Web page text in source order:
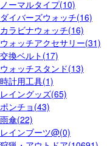
ノーマルタイプ(10)
ダイバーズウォッチ(16)
カラビナウォッチ(16)
ウォッチアクセサリー(31)
交換ベルト(17)
ウォッチスタンド(13)
時計用工具(1)
レイングッズ(65)
ポンチョ(43)
雨傘(22)
レインブーツ@(0)